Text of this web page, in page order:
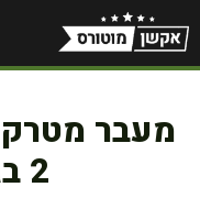
לתוכן
מעבר
2 בגיל מבוגר